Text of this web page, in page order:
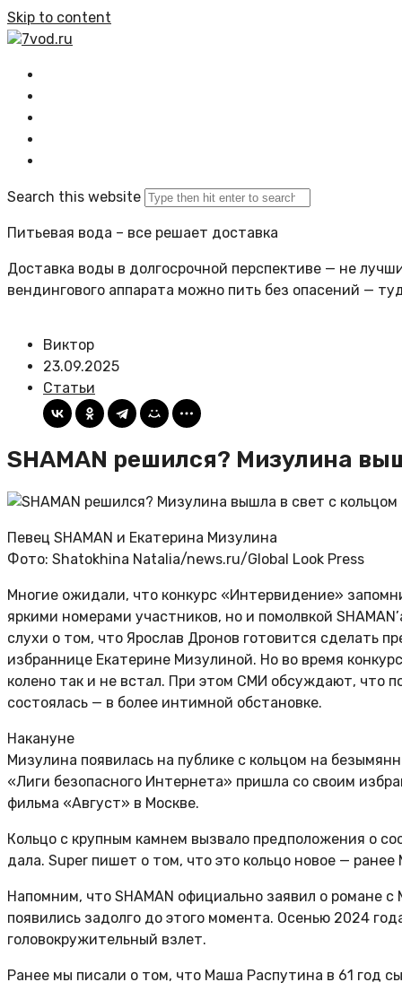
Skip to content
7vod.ru
Search this website
Питьевая вода – все решает доставка
Доставка воды в долгосрочной перспективе — не
вендингового аппарата можно пить без опасений —
Виктор
23.09.2025
Статьи
SHAMAN решился? Мизулина
Певец SHAMAN и Екатерина Мизулина
Фото: Shatokhina Natalia/news.ru/Global Look Press
Многие ожидали, что конкурс «Интервидение»
яркими номерами участников, но и помолвкой
слухи о том, что Ярослав Дронов готовится сделать
избраннице Екатерине Мизулиной. Но во время
колено так и не встал. При этом СМИ обсуждают, что
состоялась — в более интимной обстановке.
Накануне
Мизулина появилась на публике с кольцом на
«Лиги безопасного Интернета» пришла со своим
фильма «Август» в Москве.
Кольцо с крупным камнем вызвало предположения о
дала. Super пишет о том, что это кольцо новое —
Напомним, что SHAMAN официально заявил о романе
появились задолго до этого момента. Осенью 2024
головокружительный взлет.
Ранее мы писали о том, что Маша Распутина в 61 год